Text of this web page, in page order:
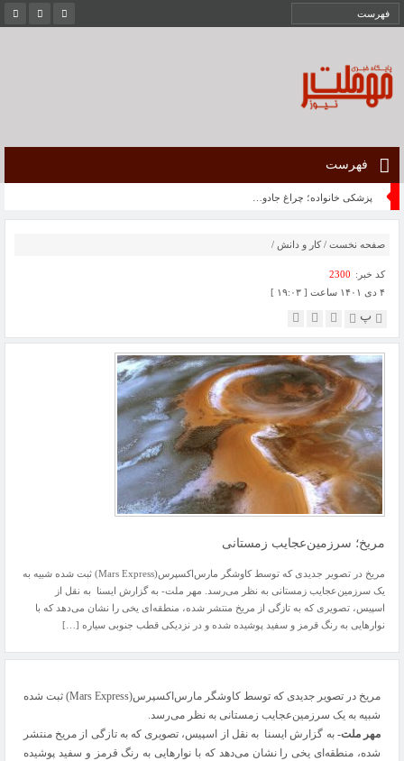
فهرست
پزشکی خانواده؛ چراغ جادوی حل مشکلات نظام سلامت یا اصلاحات واقع بینانه
صفحه نخست / کار و دانش /
کد خبر: 2300
۴ دی ۱۴۰۱ ساعت [ ۱۹:۰۳ ]
پ
مریخ؛ سرزمین‌عجایب زمستانی
مریخ در تصویر جدیدی که توسط کاوشگر مارس‌اکسپرس(Mars Express) ثبت شده شبیه به
یک سرزمین‌عجایب زمستانی به نظر می‌رسد. مهر ملت- به گزارش ایسنا به نقل از
اسپیس، تصویری که به تازگی از مریخ منتشر شده، منطقه‌ای یخی را نشان می‌دهد که با
نوارهایی به رنگ قرمز و سفید پوشیده شده و در نزدیکی قطب جنوبی سیاره […]
مریخ در تصویر جدیدی که توسط کاوشگر مارس‌اکسپرس(Mars Express) ثبت شده
شبیه به یک سرزمین‌عجایب زمستانی به نظر می‌رسد.
مهر ملت-به گزارش ایسنا به نقل از اسپیس، تصویری که به تازگی از مریخ منتشر
شده، منطقه‌ای یخی را نشان می‌دهد که با نوارهایی به رنگ قرمز و سفید پوشیده